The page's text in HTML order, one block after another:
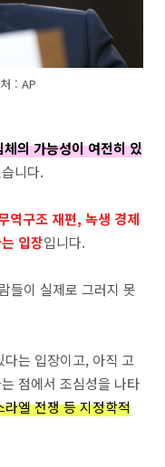
: AP
의 가능성이 여전히 있
니다.
역구조 재편, 녹생 경제
입장입니다.
들이 실제로 그러지 못
는 입장이고, 아직 고
점에서 조심성을 나타
엘 전쟁 등 지정학적